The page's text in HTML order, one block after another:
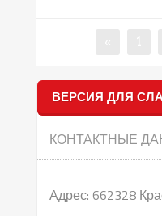
записям
ВЕРСИЯ ДЛЯ
КОНТАКТНЫЕ
Адрес: 662328